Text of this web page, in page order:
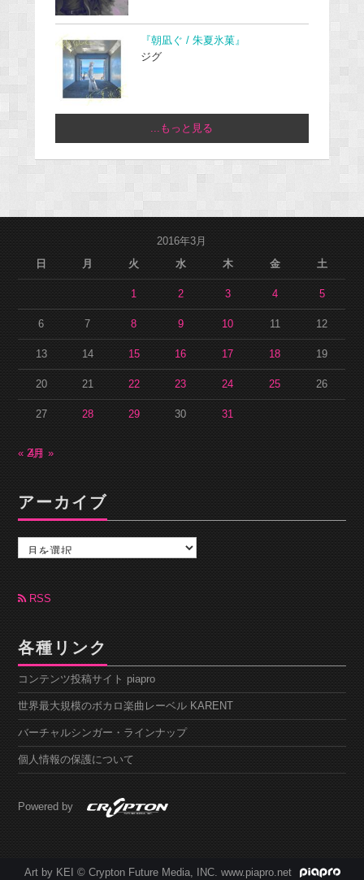
『朝凪ぐ / 朱夏氷菓』
ジグ
...もっと見る
2016年3月
日
月 火 水 木 金 土
1 2 3 4 5
6 7 8 9 10 11 12
13 14 15 16 17 18 19
20 21 22 23 24 25 26
27 28 29 30 31
« 2月4月 »
アーカイブ
カ
ブ RSS
各種リンク
コンテンツ投稿サイト piapro
世界最大規模のボカロ楽曲レーベル KARENT
バーチャルシンガー・ラインナップ
個人情報の保護について
Powered by
Art by KEI © Crypton Future Media, INC. www.piapro.net